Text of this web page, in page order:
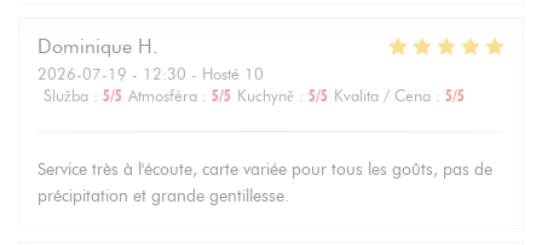
Dominique H
2026-07-19 - 12:30 - Hosté 10
Služba : 5/5 Atmosféra : 5/5 Kuchyně : 5/5 Kvalita / Cena : 5/5
Service très à l'écoute, carte variée pour tous les goûts, pas de
précipitation et grande gentillesse.